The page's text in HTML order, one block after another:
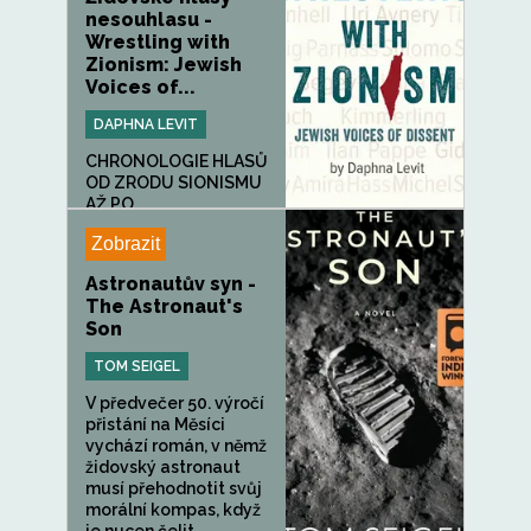
nesouhlasu -
Wrestling with
Zionism: Jewish
Voices of...
DAPHNA LEVIT
CHRONOLOGIE HLASŮ
OD ZRODU SIONISMU
AŽ PO
DNEŠEK.THEODOR...
Zobrazit
Astronautův syn -
The Astronaut's
Son
TOM SEIGEL
V předvečer 50. výročí
přistání na Měsíci
vychází román, v němž
židovský astronaut
musí přehodnotit svůj
morální kompas, když